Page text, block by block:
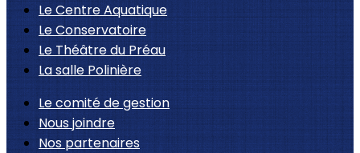
Le Centre Aquatique
Le Conservatoire
Le Théâtre du Préau
La salle Polinière
Le comité de gestion
Nous joindre
Nos partenaires